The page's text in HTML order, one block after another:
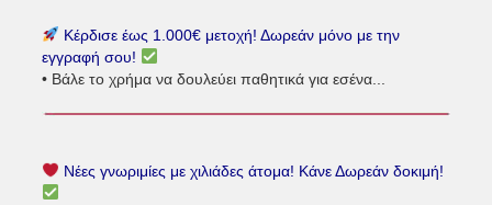
Κέρδισε έως 1.000€ μετοχή! Δωρεάν μόνο με την
εγγραφή σου!
• Βάλε το χρήμα να δουλεύει παθητικά για εσένα...
Νέες γνωριμίες με χιλιάδες άτομα! Κάνε Δωρεάν δοκιμή!